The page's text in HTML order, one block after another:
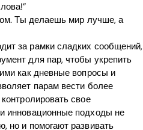
Ты делаешь мир лучше, а
за рамки сладких сообщений,
для пар, чтобы укрепить
как дневные вопросы и
парам вести более
свое
инновационные подходы не
но и помогают развивать